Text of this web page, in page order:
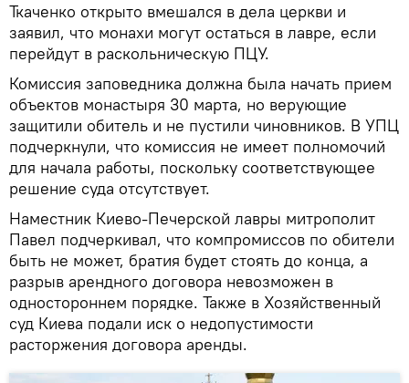
Ткаченко открыто вмешался в дела церкви и
заявил, что монахи могут остаться в лавре, если
перейдут в раскольническую ПЦУ.
Комиссия заповедника должна была начать прием
объектов монастыря 30 марта, но верующие
защитили обитель и не пустили чиновников. В УПЦ
подчеркнули, что комиссия не имеет полномочий
для начала работы, поскольку соответствующее
решение суда отсутствует.
Наместник Киево-Печерской лавры митрополит
Павел подчеркивал, что компромиссов по обители
быть не может, братия будет стоять до конца, а
разрыв арендного договора невозможен в
одностороннем порядке. Также в Хозяйственный
суд Киева подали иск о недопустимости
расторжения договора аренды.